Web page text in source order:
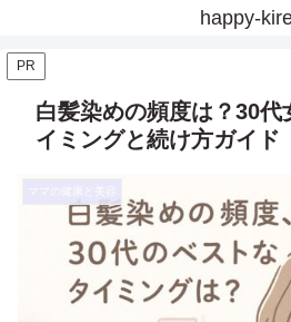
happy-
PR
白髪染めの頻度は？30代
イミングと続け方ガイド